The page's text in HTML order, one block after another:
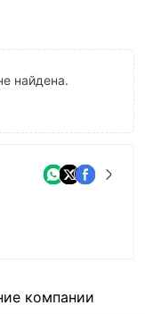
найдена.
компании